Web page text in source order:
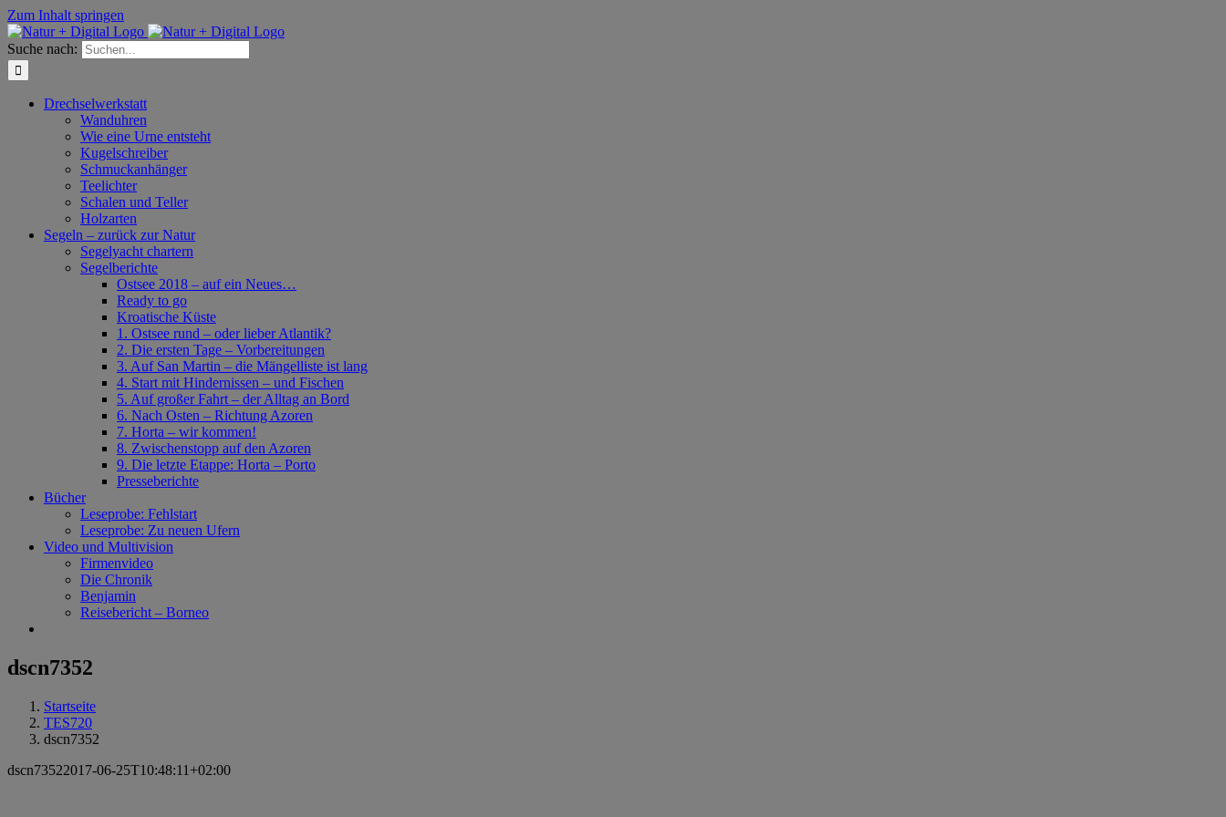
Zum Inhalt springen
Suche nach:
Drechselwerkstatt
Wanduhren
Wie eine Urne entsteht
Kugelschreiber
Schmuckanhänger
Teelichter
Schalen und Teller
Holzarten
Segeln – zurück zur Natur
Segelyacht chartern
Segelberichte
Ostsee 2018 – auf ein Neues…
Ready to go
Kroatische Küste
1. Ostsee rund – oder lieber Atlantik?
2. Die ersten Tage – Vorbereitungen
3. Auf San Martin – die Mängelliste ist lang
4. Start mit Hindernissen – und Fischen
5. Auf großer Fahrt – der Alltag an Bord
6. Nach Osten – Richtung Azoren
7. Horta – wir kommen!
8. Zwischenstopp auf den Azoren
9. Die letzte Etappe: Horta – Porto
Presseberichte
Bücher
Leseprobe: Fehlstart
Leseprobe: Zu neuen Ufern
Video und Multivision
Firmenvideo
Die Chronik
Benjamin
Reisebericht – Borneo
dscn7352
Startseite
TES720
dscn7352
dscn73522017-06-25T10:48:11+02:00